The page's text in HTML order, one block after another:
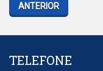
ANTERIOR
TELEFONE